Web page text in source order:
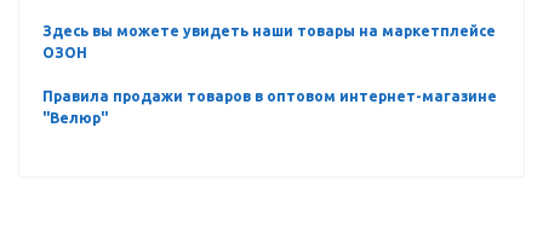
Здесь вы можете увидеть наши товары на маркетплейсе
ОЗОН
Правила продажи товаров в оптовом интернет-магазине
"Велюр"